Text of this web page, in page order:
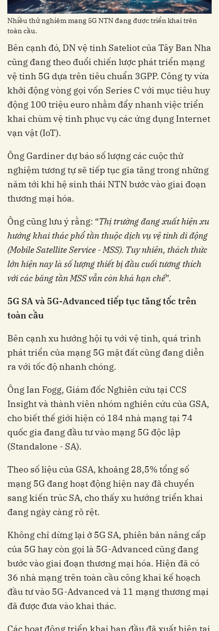
Nhiều thử nghiệm mạng 5G NTN đang được triển khai trên
toàn cầu.
Bên cạnh đó, DN vệ tinh Sateliot của Tây Ban Nha
cũng đang theo đuổi chiến lược phát triển mạng
vệ tinh 5G dựa trên tiêu chuẩn 3GPP. Công ty vừa
khởi động vòng gọi vốn Series C với mục tiêu huy
động 100 triệu euro nhằm đẩy nhanh việc triển
khai chùm vệ tinh phục vụ các ứng dụng Internet
vạn vật (IoT).
Ông Gardiner dự báo số lượng các cuộc thử
nghiệm tương tự sẽ tiếp tục gia tăng trong những
năm tới khi hệ sinh thái NTN bước vào giai đoạn
thương mại hóa.
Ông cũng lưu ý rằng: “Thị trường đang xuất hiện xu
hướng khai thác phổ tần thuộc dịch vụ vệ tinh di động
(Mobile Satellite Service - MSS). Tuy nhiên, thách thức
lớn hiện nay là số lượng thiết bị đầu cuối tương thích
với các băng tần MSS vẫn còn khá hạn chế”.
5G SA và 5G-Advanced tiếp tục tăng tốc trên
toàn cầu
Bên cạnh xu hướng hội tụ với vệ tinh, quá trình
phát triển của mạng 5G mặt đất cũng đang diễn
ra với tốc độ nhanh chóng.
Ông Ian Fogg, Giám đốc Nghiên cứu tại CCS
Insight và thành viên nhóm nghiên cứu của GSA,
cho biết thế giới hiện có 184 nhà mạng tại 74
quốc gia đang đầu tư vào mạng 5G độc lập
(Standalone - SA).
Theo số liệu của GSA, khoảng 28,5% tổng số
mạng 5G đang hoạt động hiện nay đã chuyển
sang kiến trúc SA, cho thấy xu hướng triển khai
đang ngày càng rõ rệt.
Không chỉ dừng lại ở 5G SA, phiên bản nâng cấp
của 5G hay còn gọi là 5G-Advanced cũng đang
bước vào giai đoạn thương mại hóa. Hiện đã có
36 nhà mạng trên toàn cầu công khai kế hoạch
đầu tư vào 5G-Advanced và 11 mạng thương mại
đã được đưa vào khai thác.
Các hoạt động triển khai ban đầu đã xuất hiện tại